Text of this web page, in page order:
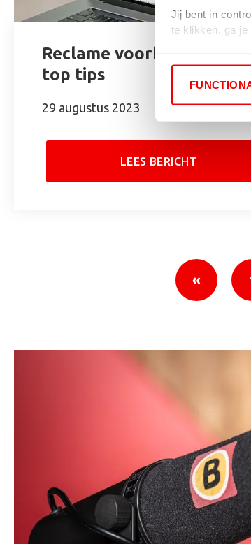
Jij bent in
te klikken, ga je
Reclame voorbeelden en 7
top tips
29 augustus 2023
LEES BERICHT
«